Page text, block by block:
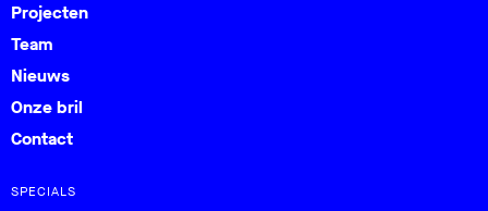
Projecten
Team
Nieuws
Onze bril
Contact
SPECIALS